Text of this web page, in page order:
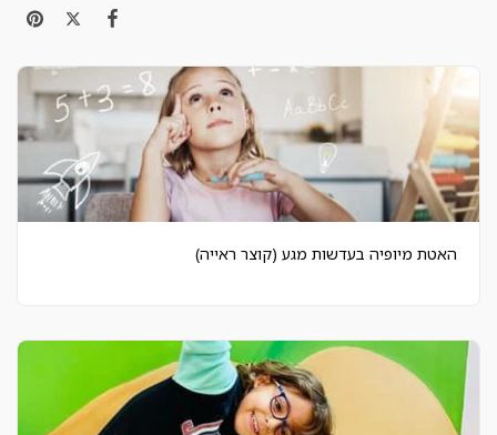
האטת מיופיה בעדשות מגע (קוצר ראייה)